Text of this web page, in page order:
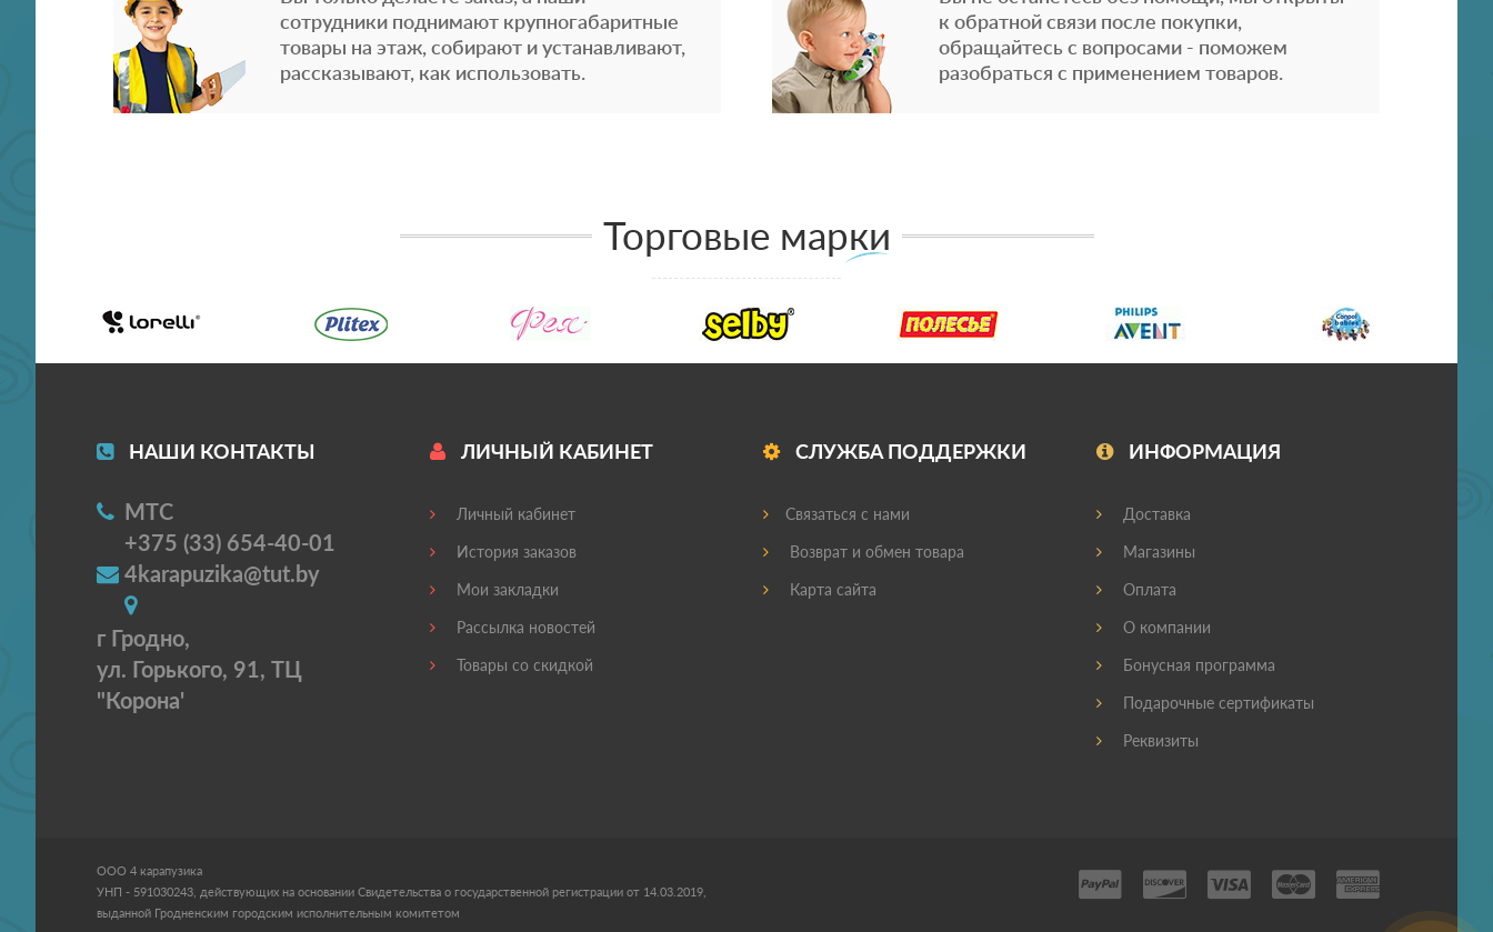
сотрудники поднимают крупногабаритные
товары на этаж, собирают и устанавливают,
рассказывают, как использовать.
к обратной связи после покупки,
обращайтесь с вопросами - поможем
разобраться с применением товаров.
Торговые марки
НАШИ КОНТАКТЫ
МТС
+375 (33) 654-40-01
4karapuzika@tut.by
г Гродно,
ул. Горького, 91, ТЦ
"Корона'
ЛИЧНЫЙ КАБИНЕТ
Личный кабинет
История заказов
Мои закладки
Рассылка новостей
Товары со скидкой
СЛУЖБА ПОДДЕРЖКИ
Связаться с нами
Возврат и обмен товара
Карта сайта
ИНФОРМАЦИЯ
Доставка
Магазины
Оплата
О компании
Бонусная программа
Подарочные сертификаты
Реквизиты
ООО 4 карапузика
УНП - 591030243, действующих на основании Свидетельства о государственной регистрации от 14.03.2019,
выданной Гродненским городским исполнительным комитетом